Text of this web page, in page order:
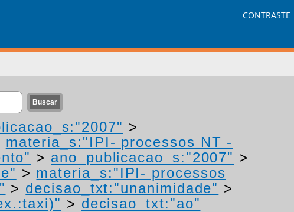
CONTRASTE
>
materia_s:"IPI- processos NT -
> ano_publicacao_s:"2007" >
> materia_s:"IPI- processos
> decisao_txt:"unanimidade" >
> decisao_txt:"ao"